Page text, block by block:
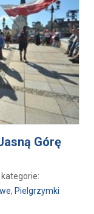
Górę
, Pielgrzymki